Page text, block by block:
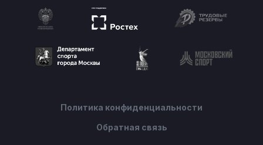
Политика конфиденциальности
Обратная связь